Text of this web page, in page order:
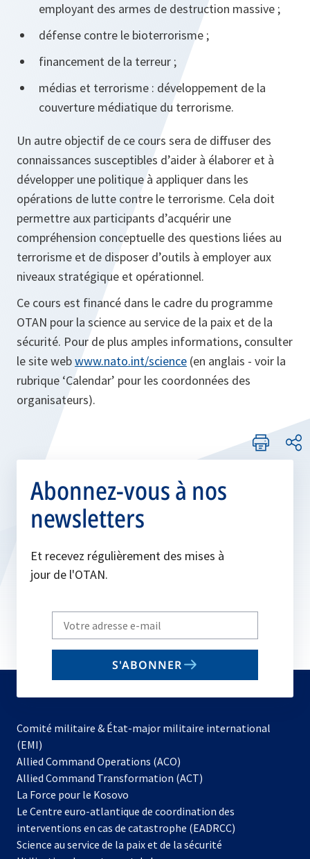
employant des armes de destruction massive ;
défense contre le bioterrorisme ;
financement de la terreur ;
médias et terrorisme : développement de la
couverture médiatique du terrorisme.
Un autre objectif de ce cours sera de diffuser des
connaissances susceptibles d’aider à élaborer et à
développer une politique à appliquer dans les
opérations de lutte contre le terrorisme. Cela doit
permettre aux participants d’acquérir une
compréhension conceptuelle des questions liées au
terrorisme et de disposer d’outils à employer aux
niveaux stratégique et opérationnel.
Ce cours est financé dans le cadre du programme
OTAN pour la science au service de la paix et de la
sécurité. Pour de plus amples informations, consulter
le site webwww.nato.int/science (en anglais - voir la
rubrique ‘Calendar’ pour les coordonnées des
organisateurs).
Abonnez-vous à nos
newsletters
Et recevez régulièrement des mises à
jour de l'OTAN.
Write
your
email
S'ABONNER
Comité militaire & État-major militaire international
(EMI)
Allied Command Operations (ACO)
dans
nouvel
onglet
Allied Command Transformation (ACT)
La Force pour le Kosovo
dans
un
nouvel
Le Centre euro-atlantique de coordination des
interventions en cas de catastrophe (EADRCC)
Science au service de la paix et de la sécurité